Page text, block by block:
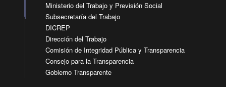
Ministerio del Trabajo y Previsión Social
Subsecretaría del Trabajo
DICREP
Dirección del Trabajo
Comisión de Integridad Pública y Transparencia
Consejo para la Transparencia
Gobierno Transparente